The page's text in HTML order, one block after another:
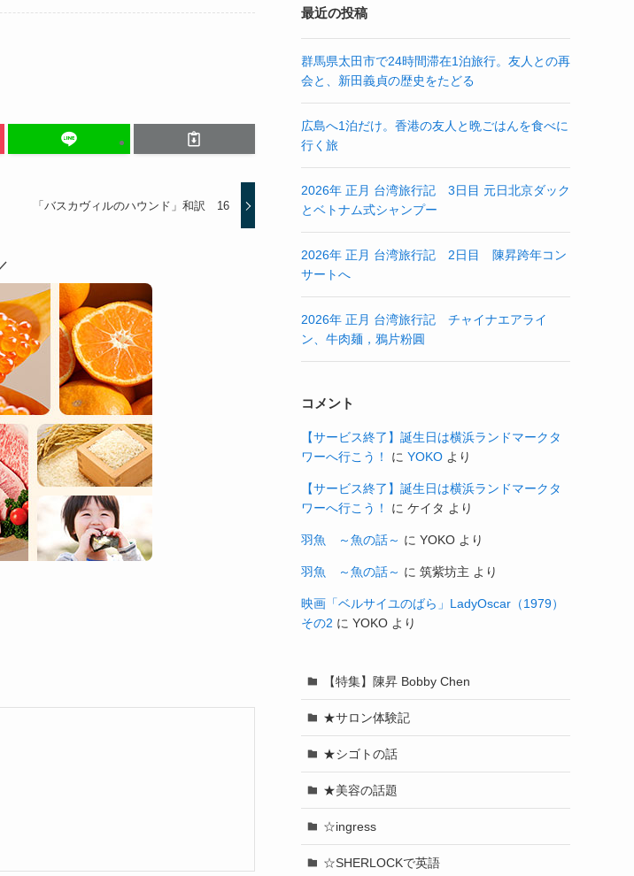
「バスカヴィルのハウンド」和訳 16
最近の投稿
群馬県太田市で24時間滞在1泊旅行。友人との再
会と、新田義貞の歴史をたどる
広島へ1泊だけ。香港の友人と晩ごはんを食べに
行く旅
2026年 正月 台湾旅行記 3日目 元日北京ダック
とベトナム式シャンプー
2026年 正月 台湾旅行記 2日目 陳昇跨年コン
サートへ
2026年 正月 台湾旅行記 チャイナエアライ
ン、牛肉麺，鴉片粉圓
コメント
【サービス終了】誕生日は横浜ランドマークタ
ワーへ行こう！
に YOKO より
【サービス終了】誕生日は横浜ランドマークタ
ワーへ行こう！
に ケイタ より
羽魚 ～魚の話～ に YOKO より
羽魚 ～魚の話～ に 筑紫坊主 より
映画「ベルサイユのばら」LadyOscar（1979）
その2 に YOKO より
【特集】陳昇 Bobby Chen
★サロン体験記
★シゴトの話
★美容の話題
☆ingress
☆SHERLOCKで英語